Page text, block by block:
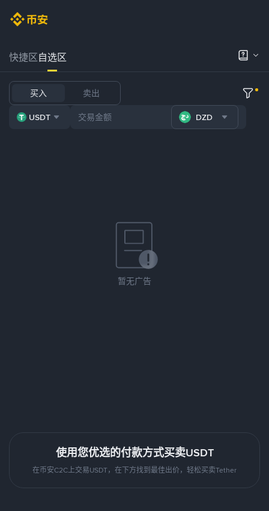
快捷区自选区
买入 卖出
USDT DZD
暂无广告
使用您优选的付款方式买卖USDT
在币安C2C上交易USDT，在下方找到最佳出价，轻松买卖Tether